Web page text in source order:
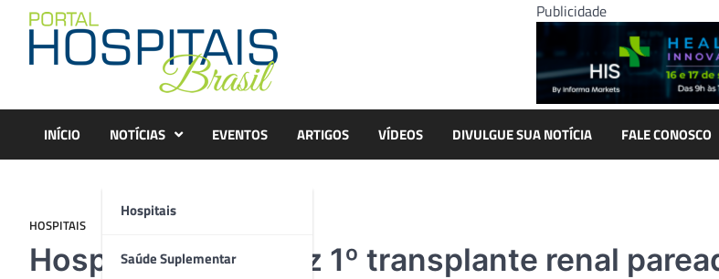
content
Publicidade
INÍCIO NOTÍCIAS
Hospitais
Saúde Suplementar
EVENTOS ARTIGOS VÍDEOS DIVULGUE SUA NOTÍCIA FALE CONOSCO
HOSPITAIS
Hospital Leforte faz 1º transplante renal